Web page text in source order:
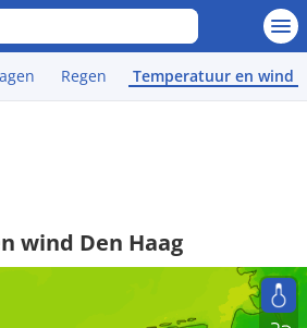
Regen Temperatuur en wind
wind Den Haag